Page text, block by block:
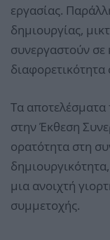
εργασίας.
δημιουργίας,
συνεργαστούν σε
Τα
στην Έκθεση
ορατότητα στη
μια ανοιχτή
συμμετοχής.